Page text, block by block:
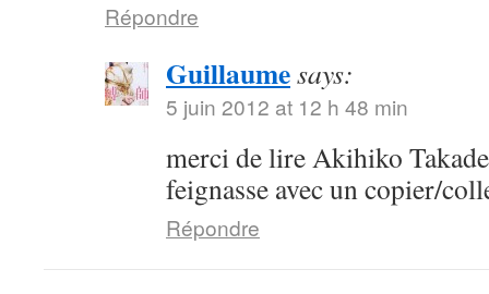
Répondre
Guillaumesays:
5 juin 2012 at 12 h 48 min
merci de lire Akihiko
feignasse avec un copier/
Répondre